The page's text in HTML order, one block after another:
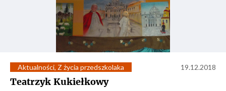
Aktualności, Z życia przedszkolaka 19.12.2018
Teatrzyk Kukiełkowy